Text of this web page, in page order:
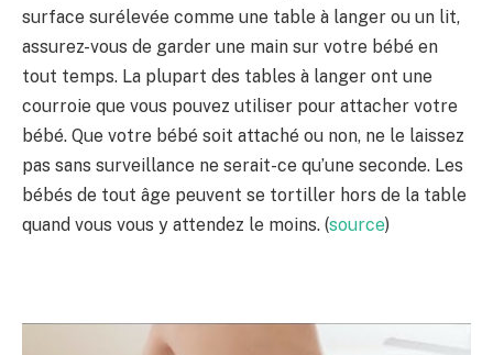
surface surélevée comme une table à langer ou un lit,
assurez-vous de garder une main sur votre bébé en
tout temps. La plupart des tables à langer ont une
courroie que vous pouvez utiliser pour attacher votre
bébé. Que votre bébé soit attaché ou non, ne le laissez
pas sans surveillance ne serait-ce qu’une seconde. Les
bébés de tout âge peuvent se tortiller hors de la table
quand vous vous y attendez le moins. (source)